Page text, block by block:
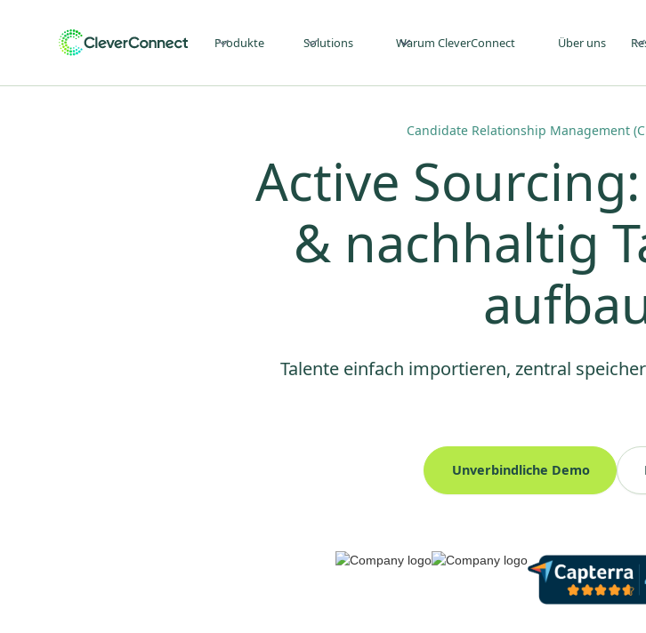
Produkte Solutions Warum CleverConnect Über uns
Candidate Relationship Management
Active
& nachhaltig
Talente einfach importieren, zentral
Unverbindliche Demo